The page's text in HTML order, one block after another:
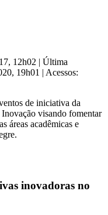
12h02 | Última
19h01 | Acessos:
de iniciativa da
visando fomentar
áreas acadêmicas e
inovadoras no